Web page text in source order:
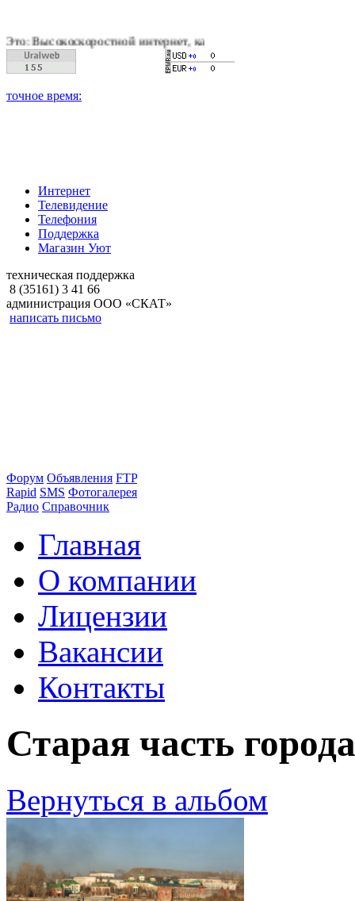
интернет, качественное цифровое и кабельное
Интернет
Телевидение
Телефония
Поддержка
Магазин Уют
техническая поддержка
8 (35161) 3 41 66
администрация ООО «СКАТ»
написать письмо
Форум Объявления FTP
Rapid SMS Фотогалерея
Радио Справочник
Главная
О компании
Лицензии
Вакансии
Контакты
Старая часть
Вернуться в альбом